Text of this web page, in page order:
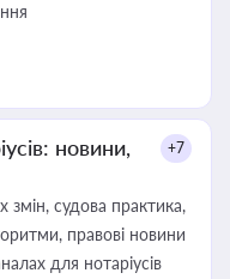
новини,
+7
судова практика,
правові новини
для нотаріусів